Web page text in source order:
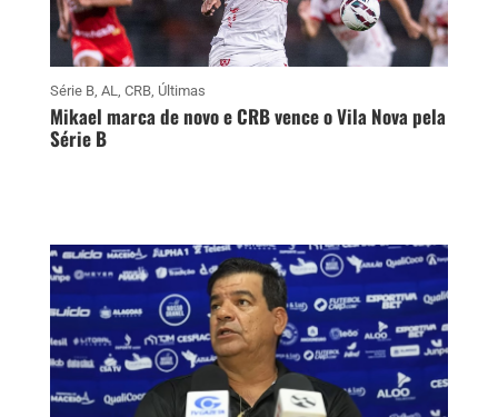
Série B, AL CRB, Últimas
Mikael marca de novo e CRB vence o Vila Nova pela
Série B